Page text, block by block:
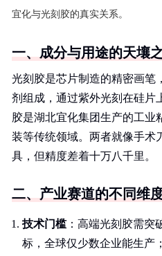
宜化与光刻胶的真实关系。
一、成分与用途的天壤
光刻胶是芯片制造的精密画笔
剂组成，通过紫外光刻在硅片
胶是湖北宜化集团生产的工业
装等传统领域。两者就像手
具，但精度差着十万八千里。
二、产业赛道的不同维
技术门槛：高端光刻胶需突
标，全球仅少数企业能生产